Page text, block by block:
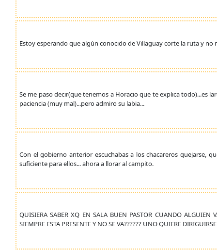
Estoy esperando que algún conocido de Villaguay corte la ruta y no
Se me paso decir(que tenemos a Horacio que te explica todo)...es
paciencia (muy mal)...pero admiro su labia...
Con el gobierno anterior escuchabas a los chacareros quejarse,
suficiente para ellos... ahora a llorar al campito.
QUISIERA SABER XQ EN SALA BUEN PASTOR CUANDO ALGUIEN
SIEMPRE ESTA PRESENTE Y NO SE VA?????? UNO QUIERE